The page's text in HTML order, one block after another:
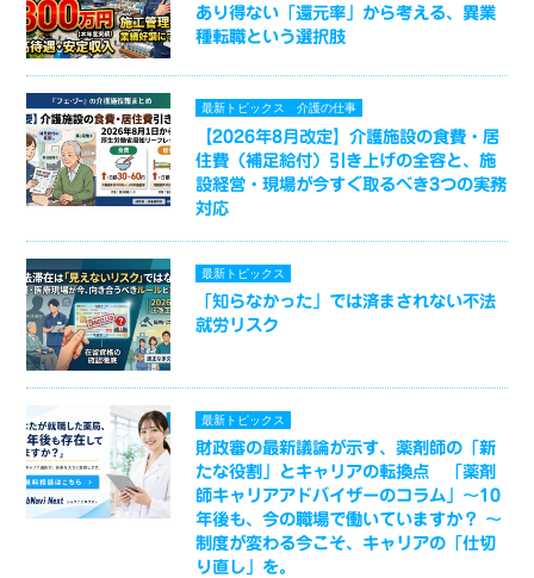
あり得ない「還元率」から考える、異業
種転職という選択肢
最新トピックス 介護の仕事
【2026年8月改定】介護施設の食費・居
住費（補足給付）引き上げの全容と、施
設経営・現場が今すぐ取るべき3つの実務
対応
最新トピックス
「知らなかった」では済まされない不法
就労リスク
最新トピックス
財政審の最新議論が示す、薬剤師の「新
たな役割」とキャリアの転換点 「薬剤
師キャリアアドバイザーのコラム」～10
年後も、今の職場で働いていますか？ ～
制度が変わる今こそ、キャリアの「仕切
り直し」を。